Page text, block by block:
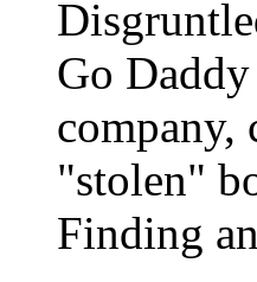
Go
"stolen"
Finding